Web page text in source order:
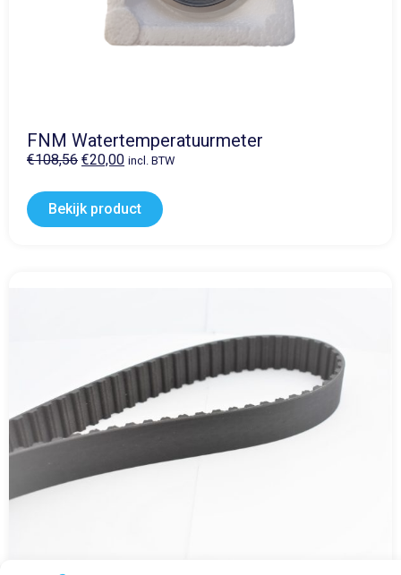
FNM Watertemperatuurmeter
€108,56 €20,00 incl. BTW
Bekijk product